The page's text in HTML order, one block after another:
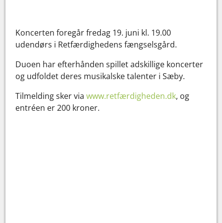
Koncerten foregår fredag 19. juni kl. 19.00
udendørs i Retfærdighedens fængselsgård.
Duoen har efterhånden spillet adskillige koncerter
og udfoldet deres musikalske talenter i Sæby.
Tilmelding sker viawww.retfærdigheden.dk, og
entréen er 200 kroner.